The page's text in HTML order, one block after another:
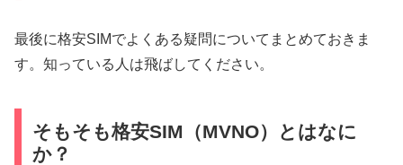
最後に格安SIMでよくある疑問についてまとめておきま
す。知っている人は飛ばしてください。
そもそも格安SIM（MVNO）とはなに
か？